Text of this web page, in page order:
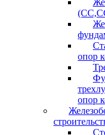
опор
опор